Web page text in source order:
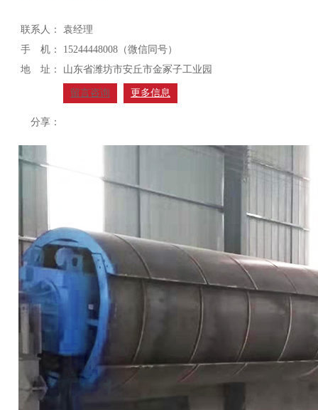
联系人：
袁经理
手 机：
15244448008（微信同号）
地 址：
山东省潍坊市安丘市金冢子工业园
留言咨询 更多信息
分享：